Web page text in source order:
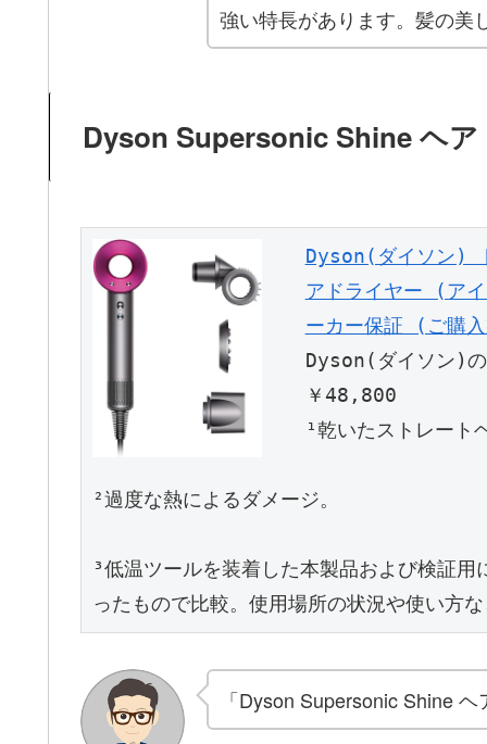
強い特長があります。髪の美
Dyson Supersonic Shine ヘア
Dyson(ダイソン)
アドライヤー (ア
ーカー保証 (ご購
Dyson(ダイソン)
￥48,800
¹乾いたストレート
²過度な熱によるダメージ。
³低温ツールを装着した本製品および検証
ったもので比較。使用場所の状況や使い方
「Dyson Supersonic Shine